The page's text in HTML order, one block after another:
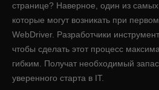
странице? Наверное, один из
которые могут возникать при
WebDriver. Разработчики
чтобы сделать этот процесс
гибким. Получат необходимый
уверенного старта в IT.